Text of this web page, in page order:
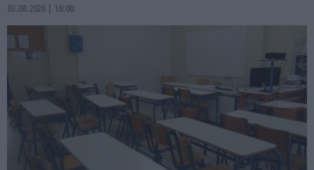
03.08.2026 | 16:00